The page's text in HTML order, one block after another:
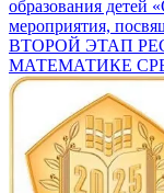
записям
образования детей
мероприятия,
ВТОРОЙ ЭТАП
МАТЕМАТИКЕ